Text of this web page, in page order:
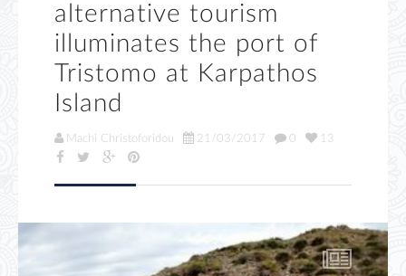
alternative tourism
illuminates the port of
Tristomo at Karpathos
Island
Machi Christoforidou 21/03/2017 0 13